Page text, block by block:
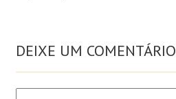
DEIXE UM COMENTÁRIO